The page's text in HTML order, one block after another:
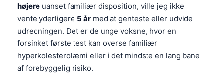
højere uanset familiær disposition, ville jeg ikke
vente yderligere 5 år med at genteste eller udvide
udredningen. Det er de unge voksne, hvor en
forsinket første test kan overse familiær
hyperkolesterolæmi eller i det mindste en lang bane
af forebyggelig risiko.